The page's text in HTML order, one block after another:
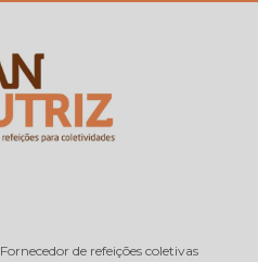
Fornecedor de refeições coletivas